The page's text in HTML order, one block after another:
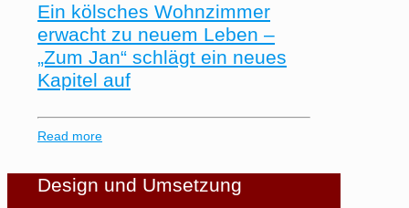
Ein kölsches Wohnzimmer
erwacht zu neuem Leben –
„Zum Jan“ schlägt ein neues
Kapitel auf
Read more
Design und Umsetzung